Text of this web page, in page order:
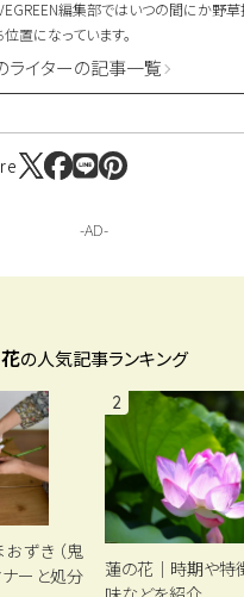
編集部ではいつの間にか野草
位置になっています。
ライターの記事一覧
花の人気記事ランキング
ずき（鬼
ナーと処分
2
蓮の花｜時期や特